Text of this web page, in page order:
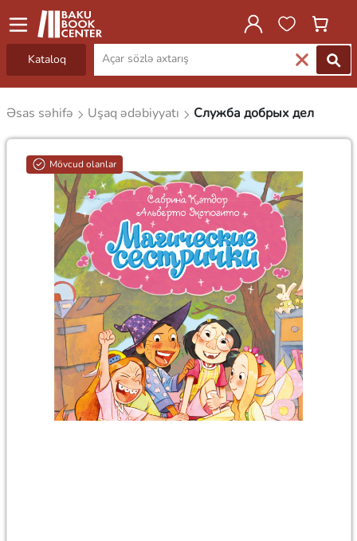
Kataloq
Əsas səhifə Uşaq ədəbiyyatı Служба добрых дел
Mövcud olanlar